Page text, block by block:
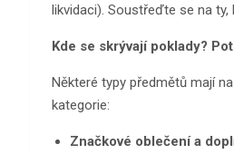
likvidaci). Soustřeďte se na
Kde se skrývají poklady?
Některé typy předmětů mají
kategorie:
Značkové oblečení a